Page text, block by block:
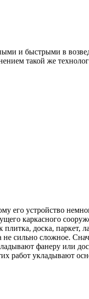
и быстрыми в
такой же
его устройство
каркасного
доска, паркет,
сильно сложное.
фанеру или
работ укладывают